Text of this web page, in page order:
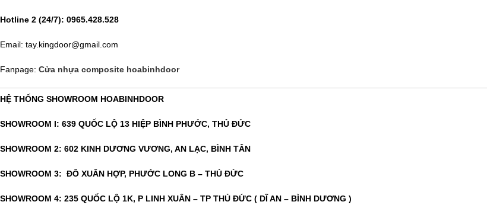
Hotline 2 (24/7): 0965.428.528
Email: tay.kingdoor@gmail.com
Fanpage: Cửa nhựa composite hoabinhdoor
HỆ THỐNG SHOWROOM HOABINHDOOR
SHOWROOM I: 639 QUỐC LỘ 13 HIỆP BÌNH PHƯỚC, THỦ ĐỨC
SHOWROOM 2: 602 KINH DƯƠNG VƯƠNG, AN LẠC, BÌNH TÂN
SHOWROOM 3: ĐÔ XUÂN HỢP, PHƯỚC LONG B – THỦ ĐỨC
SHOWROOM 4: 235 QUỐC LỘ 1K, P LINH XUÂN – TP THỦ ĐỨC ( DĨ AN – BÌNH DƯƠNG )